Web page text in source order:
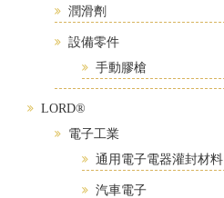
潤滑劑
設備零件
手動膠槍
LORD®
電子工業
通用電子電器灌封材料
汽車電子